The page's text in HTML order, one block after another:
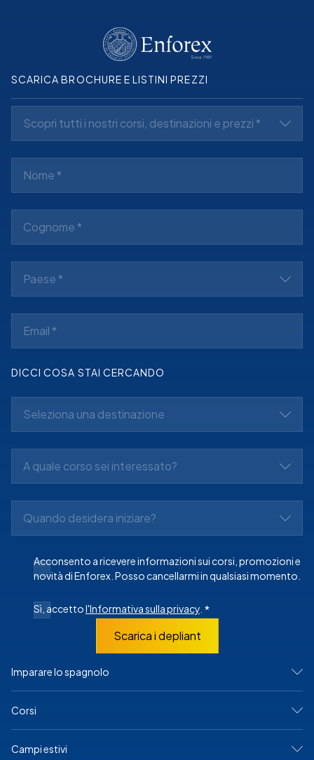
Imparare lo spagnolo
Madrid
Cadice
Corsi
Programmi per Junior e giovani adulti
Campi estivi
SCARICA BROCHURE E LISTINI PREZZI
Scopri tutti i nostri corsi, destinazioni e prezzi *
Paese *
DICCI COSA STAI CERCANDO
Seleziona una destinazione
A quale corso sei interessato?
Quando desidera iniziare?
Acconsento a ricevere informazioni sui corsi, promozioni e
novità di Enforex. Posso cancellarmi in qualsiasi momento.
Sì, accettol'Informativa sulla privacy *
Scarica i depliant